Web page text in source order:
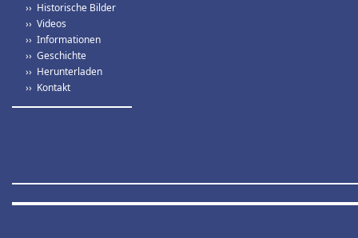
›› Historische Bilder
›› Videos
›› Informationen
›› Geschichte
›› Herunterladen
›› Kontakt